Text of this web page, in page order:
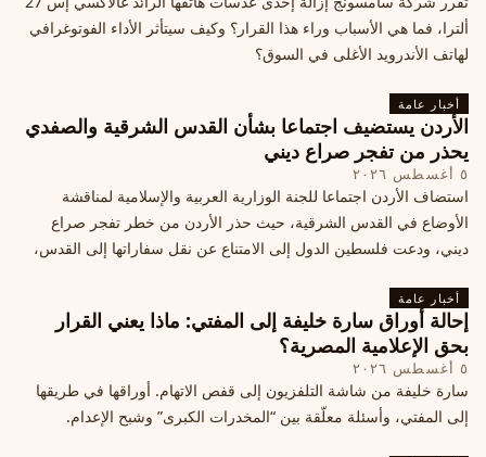
ألترا، فما هي الأسباب وراء هذا القرار؟ وكيف سيتأثر الأداء الفوتوغرافي
لهاتف الأندرويد الأغلى في السوق؟
أخبار عامة
الأردن يستضيف اجتماعا بشأن القدس الشرقية والصفدي
يحذر من تفجر صراع ديني
٥ أغسطس ٢٠٢٦
استضاف الأردن اجتماعا للجنة الوزارية العربية والإسلامية لمناقشة
الأوضاع في القدس الشرقية، حيث حذر الأردن من خطر تفجر صراع
ديني، ودعت فلسطين الدول إلى الامتناع عن نقل سفاراتها إلى القدس،
أخبار عامة
إحالة أوراق سارة خليفة إلى المفتي: ماذا يعني القرار
بحق الإعلامية المصرية؟
٥ أغسطس ٢٠٢٦
سارة خليفة من شاشة التلفزيون إلى قفص الاتهام. أوراقها في طريقها
إلى المفتي، وأسئلة معلّقة بين “المخدرات الكبرى” وشبح الإعدام.